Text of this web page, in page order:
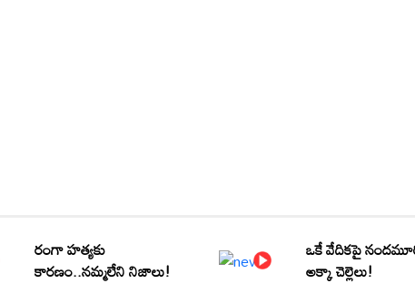
నుంచి ఆలోచించి తన పక్కన తనకి అండగా నిలబడాలి. అలాంటి వ్యక్తి కోసం
రంగా హత్యకు
కారణం..నమ్మలేని నిజాలు!
ఒకే వేదికపై
అక్కా చెల్లెలు!